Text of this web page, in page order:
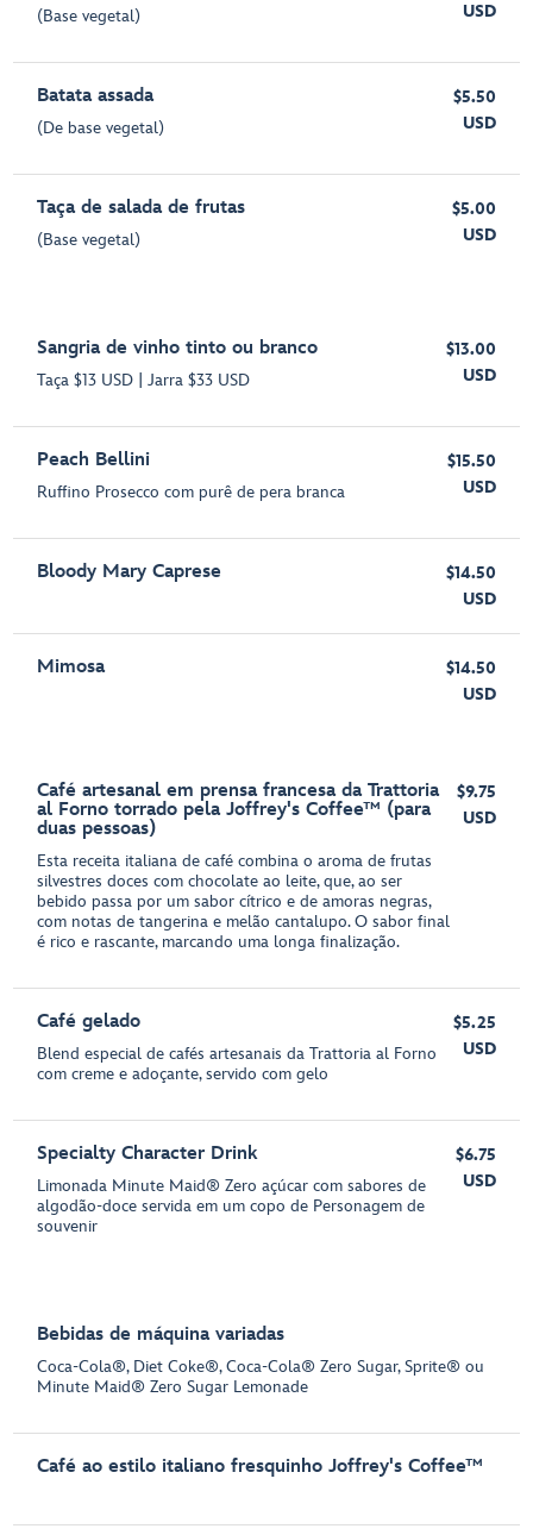
(Base vegetal)
USD
Batata assada
(De base vegetal)
$5.50
USD
Taça de salada de frutas
(Base vegetal)
$5.00
USD
Sangria de vinho tinto ou branco
Taça $13 USD | Jarra $33 USD
$13.00
USD
Peach Bellini
Ruffino Prosecco com purê de pera branca
$15.50
USD
Bloody Mary Caprese
$14.50
USD
Mimosa
$14.50
USD
Café artesanal em prensa francesa da Trattoria
al Forno torrado pela Joffrey's Coffee™ (para
duas pessoas)
Esta receita italiana de café combina o aroma de frutas
silvestres doces com chocolate ao leite, que, ao ser
bebido passa por um sabor cítrico e de amoras negras,
com notas de tangerina e melão cantalupo. O sabor final
é rico e rascante, marcando uma longa finalização.
$9.75
USD
Café gelado
Blend especial de cafés artesanais da Trattoria al Forno
com creme e adoçante, servido com gelo
$5.25
USD
Specialty Character Drink
Limonada Minute Maid® Zero açúcar com sabores de
algodão-doce servida em um copo de Personagem de
souvenir
$6.75
USD
Bebidas de máquina variadas
Coca-Cola®, Diet Coke®, Coca-Cola® Zero Sugar, Sprite® ou
Minute Maid® Zero Sugar Lemonade
Café ao estilo italiano fresquinho Joffrey's Coffee™